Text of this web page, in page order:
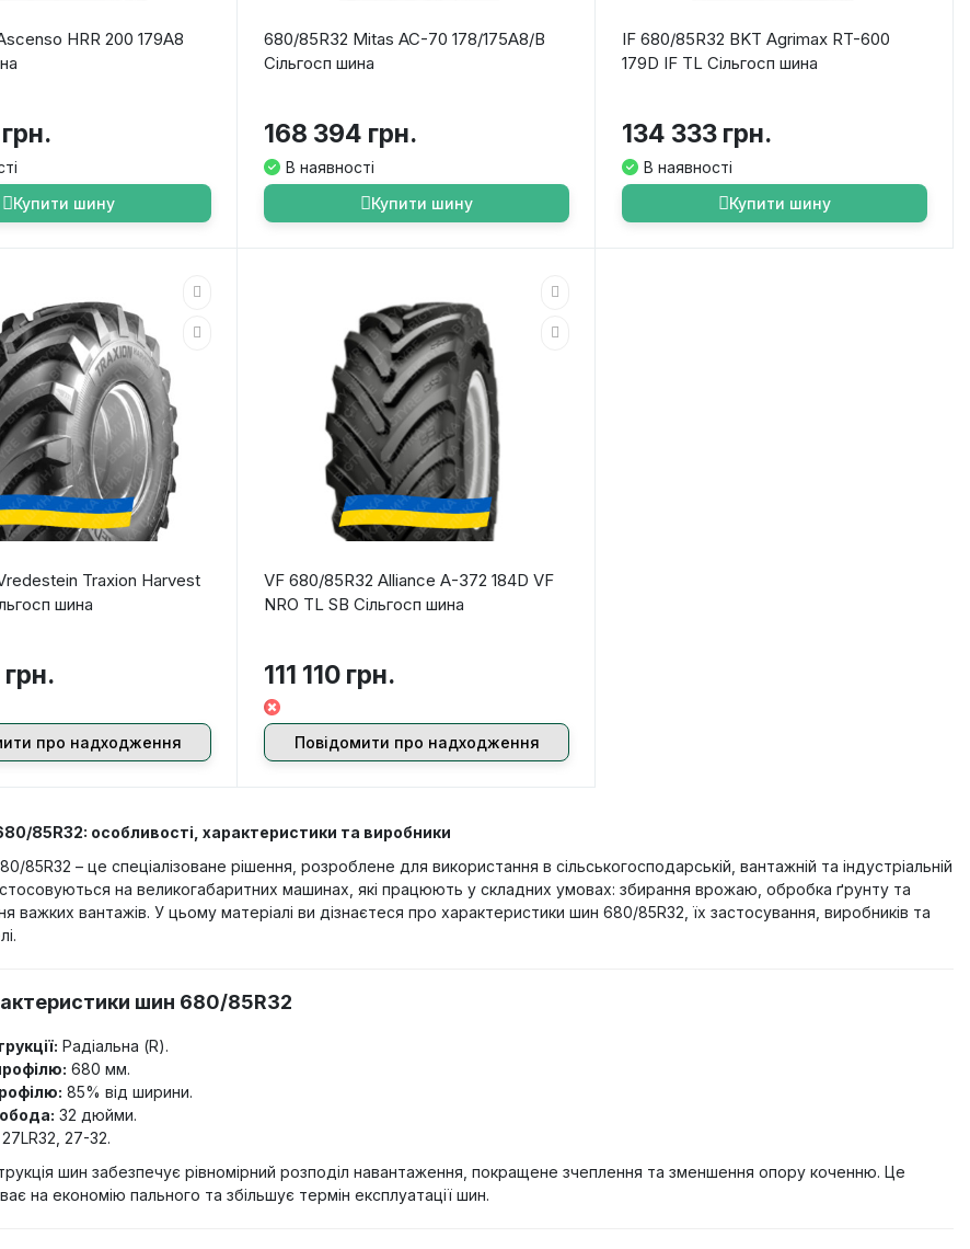
HRR 200 179A8
Купити шину
680/85R32 Mitas AC-70 178/175A8/B
Сільгосп шина
168 394 грн.
В наявності
Купити шину
IF 680/85R32 BKT Agrimax RT-600
179D IF TL Сільгосп шина
134 333 грн.
В наявності
Купити шину
Traxion Harvest
шина
про надходження
VF 680/85R32 Alliance А-372 184D VF
NRO TL SB Сільгосп шина
111 110 грн.
Повідомити про надходження
85R32: особливості, характеристики та виробники
85R32 – це спеціалізоване рішення, розроблене для використання в сільськогосподарській, вантажній та індустріальній
на великогабаритних машинах, які працюють у складних умовах: збирання врожаю, обробка ґрунту та
важких вантажів. У цьому матеріалі ви дізнаєтеся про характеристики шин 680/85R32, їх застосування, виробників та
шин 680/85R32
Радіальна (R).
680 мм.
85% від ширини.
32 дюйми.
27LR32, 27-32.
шин забезпечує рівномірний розподіл навантаження, покращене зчеплення та зменшення опору коченню. Це
на економію пального та збільшує термін експлуатації шин.